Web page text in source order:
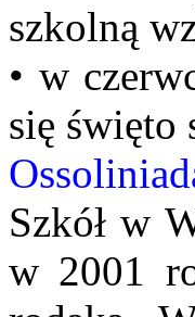
szkolną
• w
się święto
Szkół w
w 2001